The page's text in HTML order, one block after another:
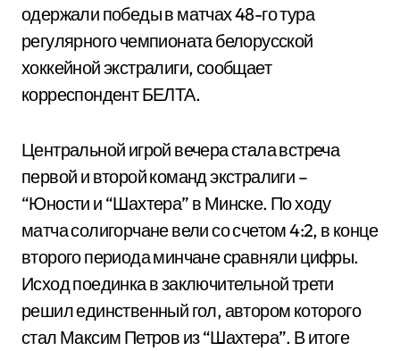
одержали победы в матчах 48-го тура
регулярного чемпионата белорусской
хоккейной экстралиги, сообщает
корреспондент БЕЛТА.
Центральной игрой вечера стала встреча
первой и второй команд экстралиги –
“Юности и “Шахтера” в Минске. По ходу
матча солигорчане вели со счетом 4:2, в конце
второго периода минчане сравняли цифры.
Исход поединка в заключительной трети
решил единственный гол, автором которого
стал Максим Петров из “Шахтера”. В итоге